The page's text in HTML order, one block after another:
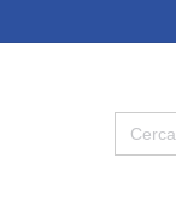
Search
for: